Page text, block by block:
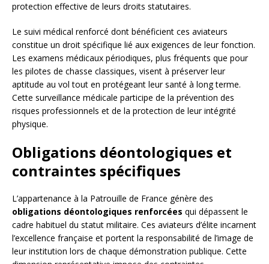
protection effective de leurs droits statutaires.
Le suivi médical renforcé dont bénéficient ces aviateurs
constitue un droit spécifique lié aux exigences de leur fonction.
Les examens médicaux périodiques, plus fréquents que pour
les pilotes de chasse classiques, visent à préserver leur
aptitude au vol tout en protégeant leur santé à long terme.
Cette surveillance médicale participe de la prévention des
risques professionnels et de la protection de leur intégrité
physique.
Obligations déontologiques et
contraintes spécifiques
L’appartenance à la Patrouille de France génère des
obligations déontologiques renforcées qui dépassent le
cadre habituel du statut militaire. Ces aviateurs d’élite incarnent
l’excellence française et portent la responsabilité de l’image de
leur institution lors de chaque démonstration publique. Cette